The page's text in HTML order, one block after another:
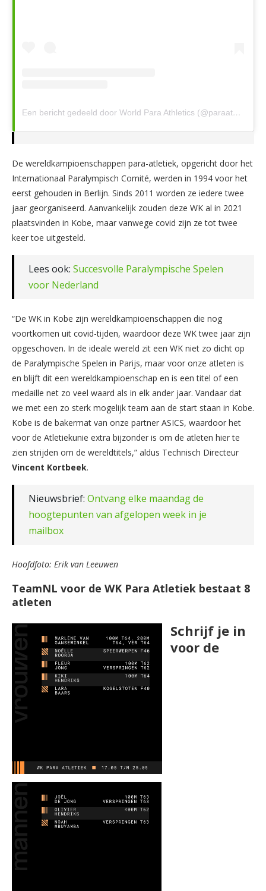
Een bericht gedeeld door World Para Athletics (@paraathletics)
De wereldkampioenschappen para-atletiek, opgericht door het
Internationaal Paralympisch Comité, werden in 1994 voor het
eerst gehouden in Berlijn. Sinds 2011 worden ze iedere twee
jaar georganiseerd. Aanvankelijk zouden deze WK al in 2021
plaatsvinden in Kobe, maar vanwege covid zijn ze tot twee
keer toe uitgesteld.
Lees ook: Succesvolle Paralympische Spelen
voor Nederland
“De WK in Kobe zijn wereldkampioenschappen die nog
voortkomen uit covid-tijden, waardoor deze WK twee jaar zijn
opgeschoven. In de ideale wereld zit een WK niet zo dicht op
de Paralympische Spelen in Parijs, maar voor onze atleten is
en blijft dit een wereldkampioenschap en is een titel of een
medaille net zo veel waard als in elk ander jaar. Vandaar dat
we met een zo sterk mogelijk team aan de start staan in Kobe.
Kobe is de bakermat van onze partner ASICS, waardoor het
voor de Atletiekunie extra bijzonder is om de atleten hier te
zien strijden om de wereldtitels,” aldus Technisch Directeur
Vincent Kortbeek.
Nieuwsbrief: Ontvang elke maandag de
hoogtepunten van afgelopen week in je
mailbox
Hoofdfoto: Erik van Leeuwen
TeamNL voor de WK Para Atletiek bestaat 8
atleten
Schrijf je in
voor de